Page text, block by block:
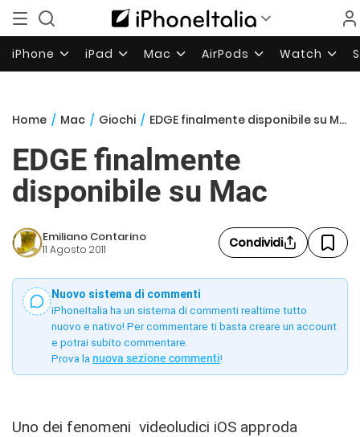
iPhone iPad Mac AirPods Watch
Home / Mac / Giochi / EDGE finalmente disponibile su Mac
EDGE finalmente
disponibile su Mac
Emiliano Contarino
11 Agosto 2011 Condividi
Nuovo sistema di commenti
iPhoneItalia ha un sistema di commenti realtime tutto
nuovo e nativo! Per commentare ti basta creare un account
e potrai subito commentare.
Prova la nuova sezione commenti!
Uno dei fenomeni videoludici iOS approda